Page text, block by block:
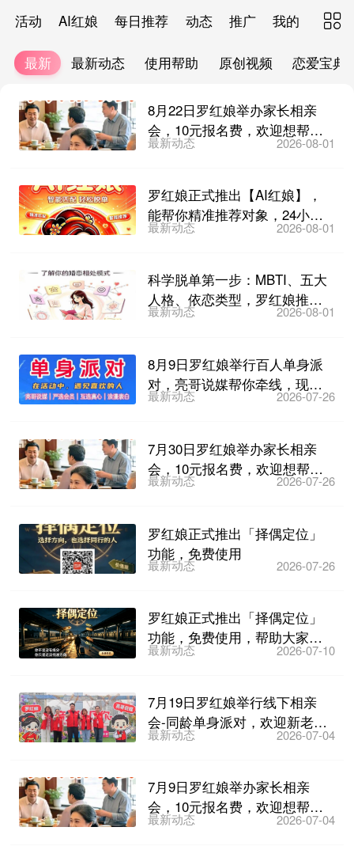
活动 AI红娘 每日推荐 动态 推广 我的 
最新 最新动态 使用帮助 原创视频 恋爱宝典
8月22日罗红娘举办家长相亲
会，10元报名费，欢迎想帮子
女找对象的家长们参加...
最新动态 2026-08-01
罗红娘正式推出【AI红娘】，
能帮你精准推荐对象，24小时
在线答疑，不厌其烦教...
最新动态 2026-08-01
科学脱单第一步：MBTI、五大
人格、依恋类型，罗红娘推出
免费性格测评！
最新动态 2026-08-01
8月9日罗红娘举行百人单身派
对，亮哥说媒帮你牵线，现场
公开400多个会员联系...
最新动态 2026-07-26
7月30日罗红娘举办家长相亲
会，10元报名费，欢迎想帮子
女找对象的家长们参加...
最新动态 2026-07-26
罗红娘正式推出「择偶定位」
功能，免费使用
最新动态 2026-07-26
罗红娘正式推出「择偶定位」
功能，免费使用，帮助大家科
学找对象！
最新动态 2026-07-10
7月19日罗红娘举行线下相亲
会-同龄单身派对，欢迎新老会
员报名
最新动态 2026-07-04
7月9日罗红娘举办家长相亲
会，10元报名费，欢迎想帮子
女找对象的家长们参加~
最新动态 2026-07-04